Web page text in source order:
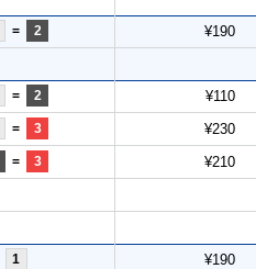
= 2 ¥190
= 2 ¥110
= 3 ¥230
= 3 ¥210
1 ¥190